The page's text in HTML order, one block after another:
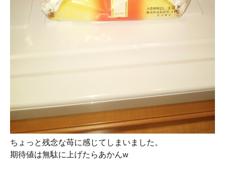
ちょっと残念な苺に感じてしまいました。
期待値は無駄に上げたらあかんw